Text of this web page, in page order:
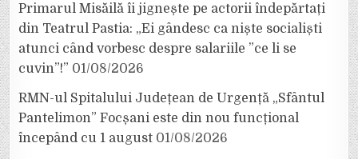
Primarul Misăilă îi jignește pe actorii îndepărtați
din Teatrul Pastia: „Ei gândesc ca niște socialiști
atunci când vorbesc despre salariile ”ce li se
cuvin”!” 01/08/2026
RMN-ul Spitalului Județean de Urgență „Sfântul
Pantelimon” Focșani este din nou funcțional
începând cu 1 august 01/08/2026